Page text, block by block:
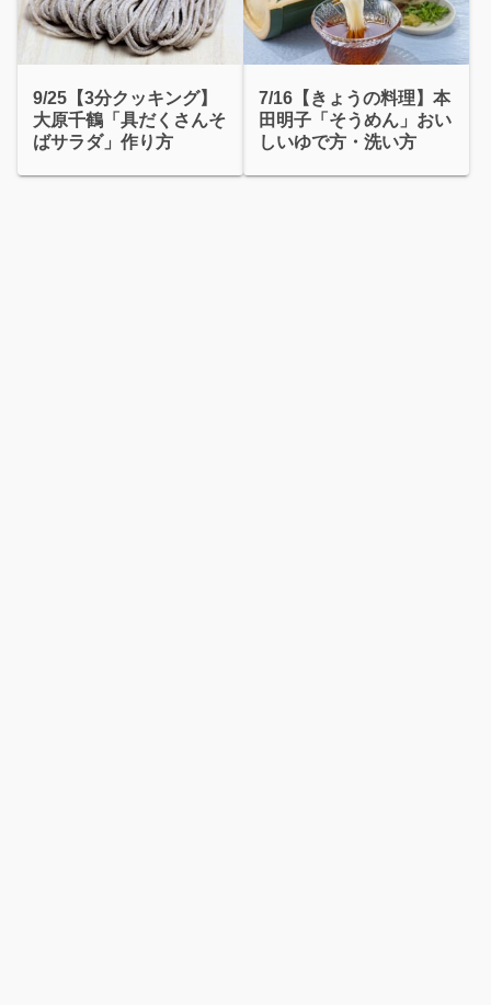
9/25【3分クッキング】
大原千鶴「具だくさんそ
ばサラダ」作り方
7/16【きょうの料理】本
田明子「そうめん」おい
しいゆで方・洗い方